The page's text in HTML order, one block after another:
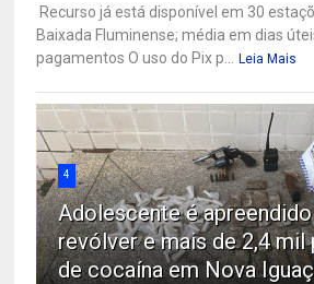
Recurso já está disponível em 30
Baixada Fluminense; média em dias
pagamentos O uso do Pix p...
Leia Mais
4
Adolescente é
revólver e mais de 2,4 mil
de cocaína em Nova